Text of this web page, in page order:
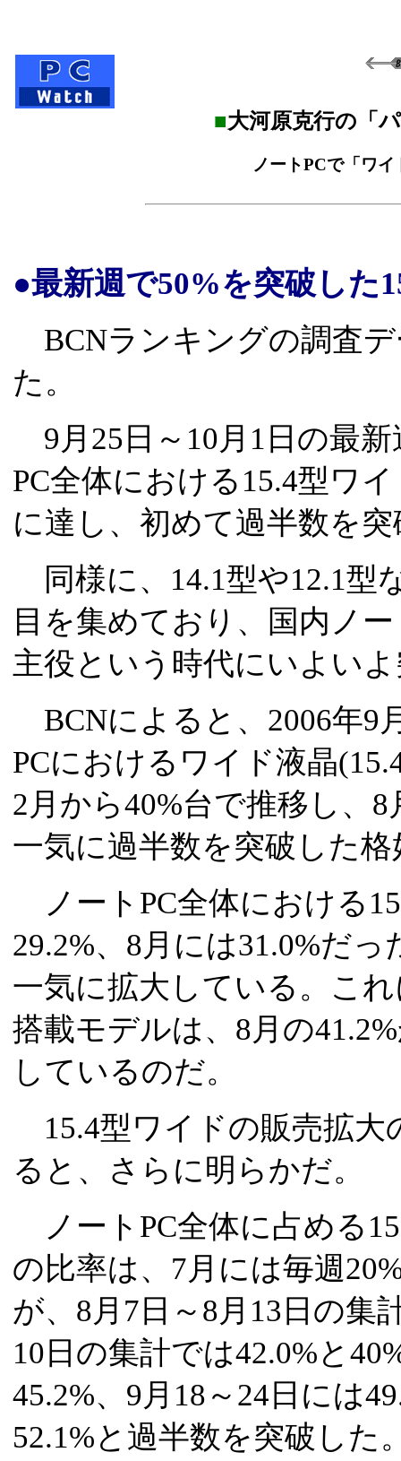
■大河原克行の「
ノートPCで「ワ
●最新週で50%を突破した
BCNランキングの調査
た。
9月25日～10月1日の最
PC全体における15.4型ワ
に達し、初めて過半数を
同様に、14.1型や12.1型
目を集めており、国内ノ
主役という時代にいよい
BCNによると、2006年9
PCにおけるワイド液晶
2月から40%台で推移し、
一気に過半数を突破した格
ノートPC全体における
29.2%、8月には31.0%だ
一気に拡大している。こ
搭載モデルは、8月の
しているのだ。
15.4型ワイドの販売拡大
ると、さらに明らかだ。
ノートPC全体に占める
の比率は、7月には毎週
が、8月7日～8月13日の集
10日の集計では42.0%と
45.2%、9月18～24日には
52.1%と過半数を突破した